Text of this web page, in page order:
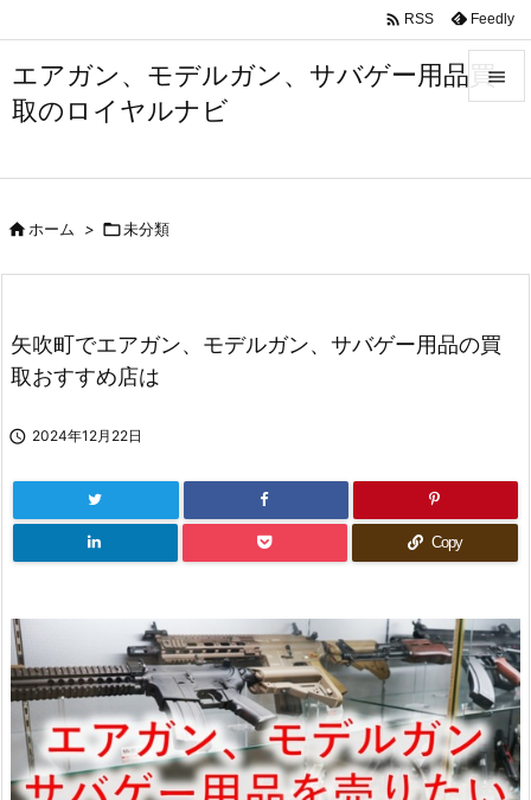
エアガン、モデルガン、サバゲー用品買
取のロイヤルナビ


前へ
次へ
 RSS Feedly
ホーム > 未分類
矢吹町でエアガン、モデルガン、サバゲー用品の買
取おすすめ店は
 2024年12月22日
Copy